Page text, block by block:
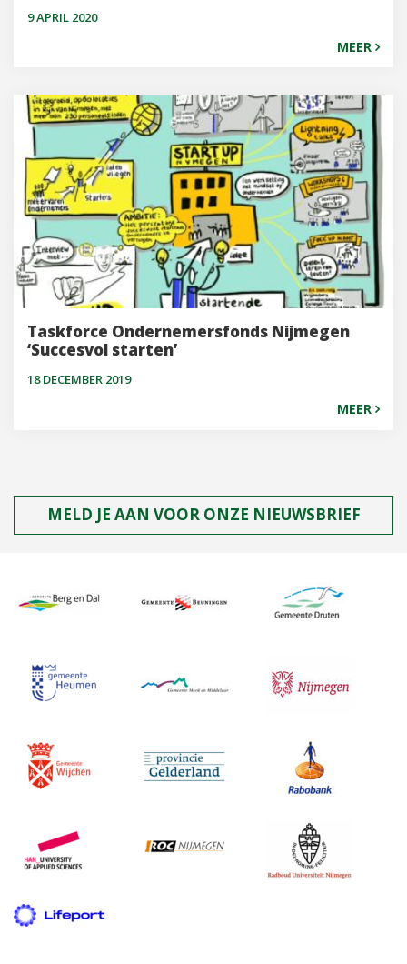
9 APRIL 2020
MEER
Taskforce Ondernemersfonds Nijmegen
‘Succesvol starten’
18 DECEMBER 2019
MEER
MELD JE AAN VOOR ONZE NIEUWSBRIEF